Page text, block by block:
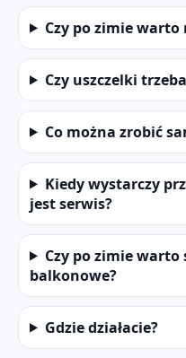
Czy po zimie
Czy uszczelki
Co można zrobić
Kiedy wystarczy
jest serwis?
Czy po zimie
balkonowe?
Gdzie działacie?